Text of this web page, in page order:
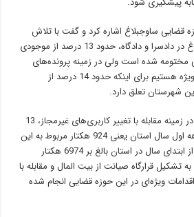
ساوجبلاغ اشاره کرد و گفت با تلاش
همکاران دادگستری ساوجبلاغ در دادسرا و دادگاه، حدود 13 درصد از موجودی
مختومه شده است ولی در زمینه پرونده‌های
مسن و معوق نیازمند توجه ویژه هستیم برای اینکه حدود 14 درصد از
شهرستان تعلق دارد.
فاضلی هریکندی اضافه کرد: در زمینه مقابله با تغییر کاربری‌های غیرمجاز، 13
درصد از آزادسازی‌های 9 ماهه اول سال استان یعنی 924 هکتار مربوط به این
شهرستان است؛ در مجموع از ابتدای سال در استان بالغ بر 6974 هکتار
تشکیل قرارگاه صیانت از بیت المال و مقابله با
ویژه‌ای در این حوزه قضایی انجام شده